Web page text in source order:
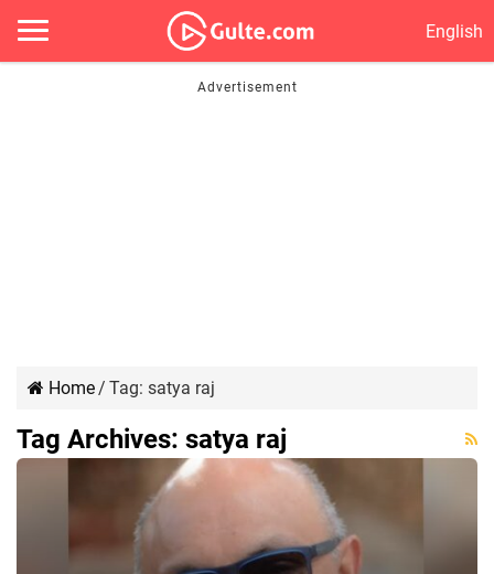
English
Home/ Tag: satya raj
Tag Archives: satya raj